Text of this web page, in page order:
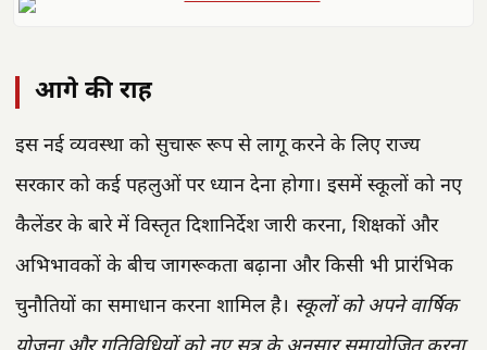
आगे की राह
इस नई व्यवस्था को सुचारू रूप से लागू करने के लिए राज्य
सरकार को कई पहलुओं पर ध्यान देना होगा। इसमें स्कूलों को नए
कैलेंडर के बारे में विस्तृत दिशानिर्देश जारी करना, शिक्षकों और
अभिभावकों के बीच जागरूकता बढ़ाना और किसी भी प्रारंभिक
चुनौतियों का समाधान करना शामिल है। स्कूलों को अपने वार्षिक